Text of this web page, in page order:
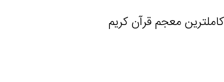
کاملترین معجم قرآن کریم